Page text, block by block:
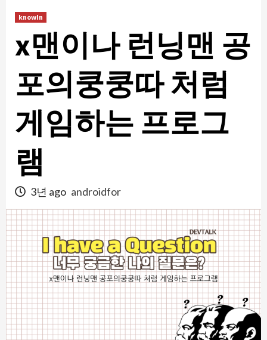
knowIn
x맨이나 런닝맨 공
포의쿵쿵따 처럼
게임하는 프로그
램
3년 ago androidfor